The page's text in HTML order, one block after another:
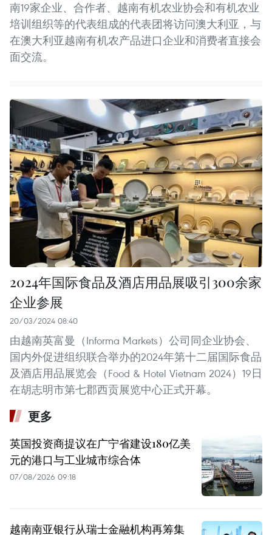
南19家企业、合作者、越南有机农业协会和有机农业
培训组织等的代表组成的代表团将访问澳大利亚，与
在澳大利亚越南有机农产品进口企业和消费者直接会
面交流。
2024年国际食品及酒店用品展吸引300余家
企业参展
20/03/2024 08:40
由越南英富曼（Informa Markets）公司同企业协会、
国内外促进组织联合举办的2024年第十二届国际食品
及酒店用品展览会（Food & Hotel Vietnam 2024）19日
在胡志明市第七郡西贡展览中心正式开幕。
更多
英国投资商提议在广宁省建设180亿美
元的港口与工业城市综合体
07/08/2026 09:18
越南南亚银行从瑞士金融机构再筹集